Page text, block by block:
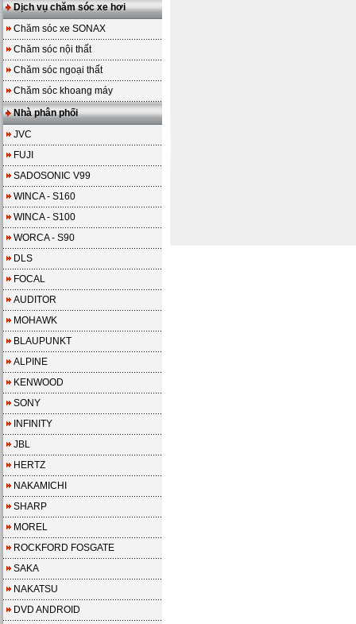
Dịch vụ chăm sóc xe hơi
Chăm sóc xe SONAX
Chăm sóc nội thất
Chăm sóc ngoại thất
Chăm sóc khoang máy
Nhà phân phối
JVC
FUJI
SADOSONIC V99
WINCA - S160
WINCA - S100
WORCA - S90
DLS
FOCAL
AUDITOR
MOHAWK
BLAUPUNKT
ALPINE
KENWOOD
SONY
INFINITY
JBL
HERTZ
NAKAMICHI
SHARP
MOREL
ROCKFORD FOSGATE
SAKA
NAKATSU
DVD ANDROID